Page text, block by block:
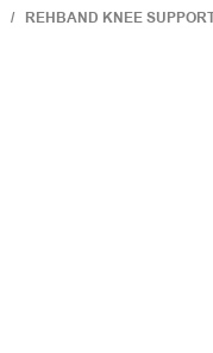
/ REHBAND KNEE